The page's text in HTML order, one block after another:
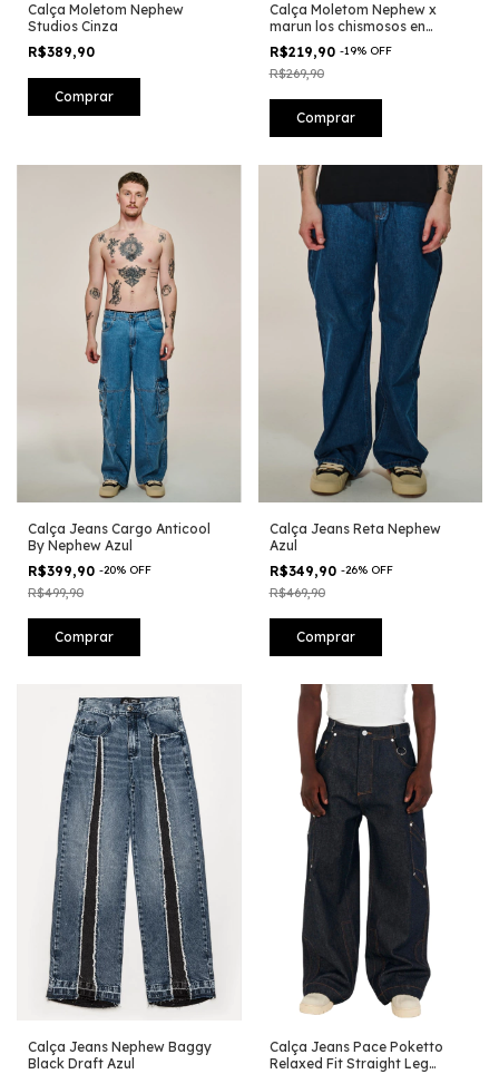
Calça Moletom Nephew
Studios Cinza
R$389,90
Comprar
Calça Moletom Nephew x
marun los chismosos en
accion Azul
R$219,90 -19% OFF
R$269,90
Comprar
Calça Jeans Cargo Anticool
By Nephew Azul
R$399,90 -20% OFF
R$499,90
Comprar
Calça Jeans Reta Nephew
Azul
R$349,90 -26% OFF
R$469,90
Comprar
Calça Jeans Nephew Baggy
Black Draft Azul
Calça Jeans Pace Poketto
Relaxed Fit Straight Leg